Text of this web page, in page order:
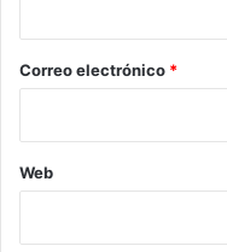
*
Correo electrónico *
Web